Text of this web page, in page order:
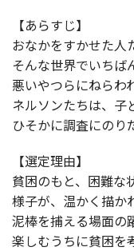
【あらすじ】
おなかをすかせた人
そんな世界でいちば
悪いやつらにねらわ
ネルソンたちは、子
ひそかに調査にのり
【選定理由】
貧困のもと、困難な
様子が、温かく描か
泥棒を捕える場面の
楽しむうちに貧困を